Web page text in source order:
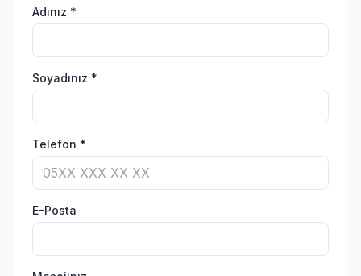
Adınız *
Soyadınız *
Telefon *
E-Posta